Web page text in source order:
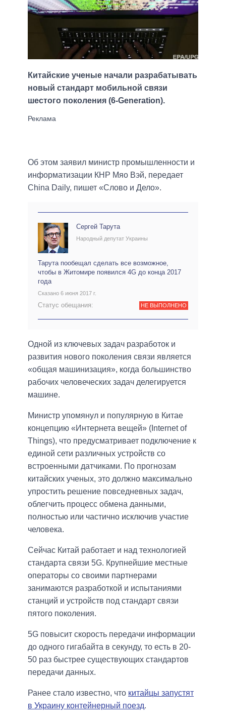
Китайские ученые начали разрабатывать
новый стандарт мобильной связи
шестого поколения (6-Generation).
Об этом заявил министр промышленности и
информатизации КНР Мяо Вэй, передает
China Daily, пишет «Слово и Дело».
Сергей Тарута
Народный депутат Украины
Тарута пообещал сделать все возможное,
чтобы в Житомире появился 4G до конца 2017
года
Сказано 6 июня 2017 г.
Статус обещания: НЕ ВЫПОЛНЕНО
Одной из ключевых задач разработок и
развития нового поколения связи является
«общая машинизация», когда большинство
рабочих человеческих задач делегируется
машине.
Министр упомянул и популярную в Китае
концепцию «Интернета вещей» (Internet of
Things), что предусматривает подключение к
единой сети различных устройств со
встроенными датчиками. По прогнозам
китайских ученых, это должно максимально
упростить решение повседневных задач,
облегчить процесс обмена данными,
полностью или частично исключив участие
человека.
Сейчас Китай работает и над технологией
стандарта связи 5G. Крупнейшие местные
операторы со своими партнерами
занимаются разработкой и испытаниями
станций и устройств под стандарт связи
пятого поколения.
5G повысит скорость передачи информации
до одного гигабайта в секунду, то есть в 20-
50 раз быстрее существующих стандартов
передачи данных.
Ранее стало известно, что китайцы запустят
в Украину контейнерный поезд.